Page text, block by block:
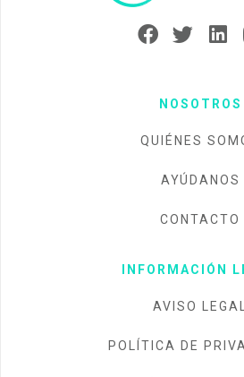
NOSOTROS
QUIÉNES
AYÚDANOS
CONTACTO
INFORMACIÓN
AVISO
POLÍTICA DE